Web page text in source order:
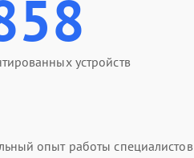
устройств
опыт работы специалистов